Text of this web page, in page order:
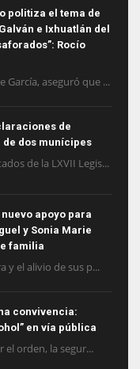
politiza el tema de
e Ixhuatlán del
Rocío
García, aseguró que ...
de
dos munícipes
de la LXVII Legis...
apoyo para
y Sonia Marie
familia
y el alivio de sus p...
convivencia:
en vía pública
el orden, la segur...